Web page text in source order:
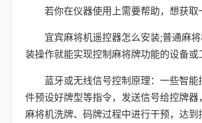
若你在仪器使用上需要帮助，想获
宜宾麻将机遥控器怎么安装;普通麻
装操作就能实现控制麻将牌功能的设备或
蓝牙或无线信号控制原理：一些智
件预设好牌型等指令，发送信号给控牌
麻将机洗牌、码牌过程中进行干预，达到